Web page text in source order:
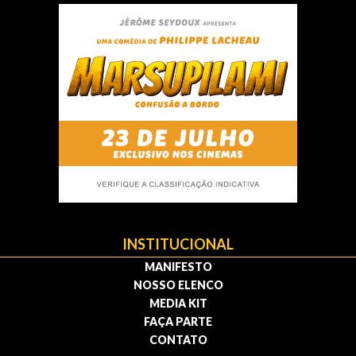
INSTITUCIONAL
MANIFESTO
NOSSO ELENCO
MEDIA KIT
FAÇA PARTE
CONTATO